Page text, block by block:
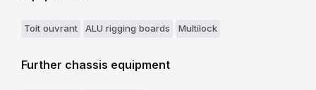
Toit ouvrant ALU rigging boards Multilock
Further chassis equipment